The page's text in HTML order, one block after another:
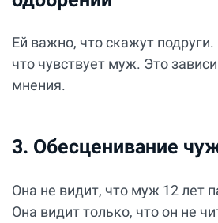
Ей важно, что скажут
что чувствует муж. Это
мнения.
3. Обесценивание
Она не видит, что муж 12 лет
Она видит только, что он не